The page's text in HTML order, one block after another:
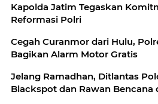
Kapolda Jatim Tegaskan
Reformasi Polri
Cegah Curanmor dari Hulu,
Bagikan Alarm Motor Gratis
Jelang Ramadhan, Ditlantas
Blackspot dan Rawan Bencana